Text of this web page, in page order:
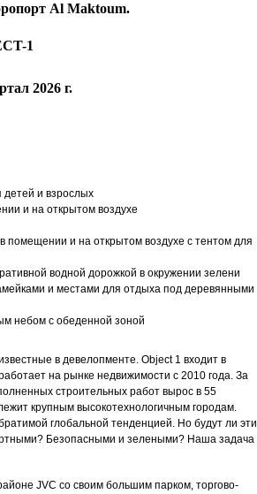
Al Maktoum.
1
2026 г.
и взрослых
и на открытом воздухе
помещении и на открытом воздухе с тентом для
водной дорожкой в окружении зелени
и местами для отдыха под деревянными
небом с обеденной зоной
в девелопменте. Object 1 входит в
на рынке недвижимости с 2010 года. За
строительных работ вырос в 55
крупным высокотехнологичным городам.
глобальной тенденцией. Но будут ли эти
Безопасными и зелеными? Наша задача
JVC со своим большим парком, торгово-